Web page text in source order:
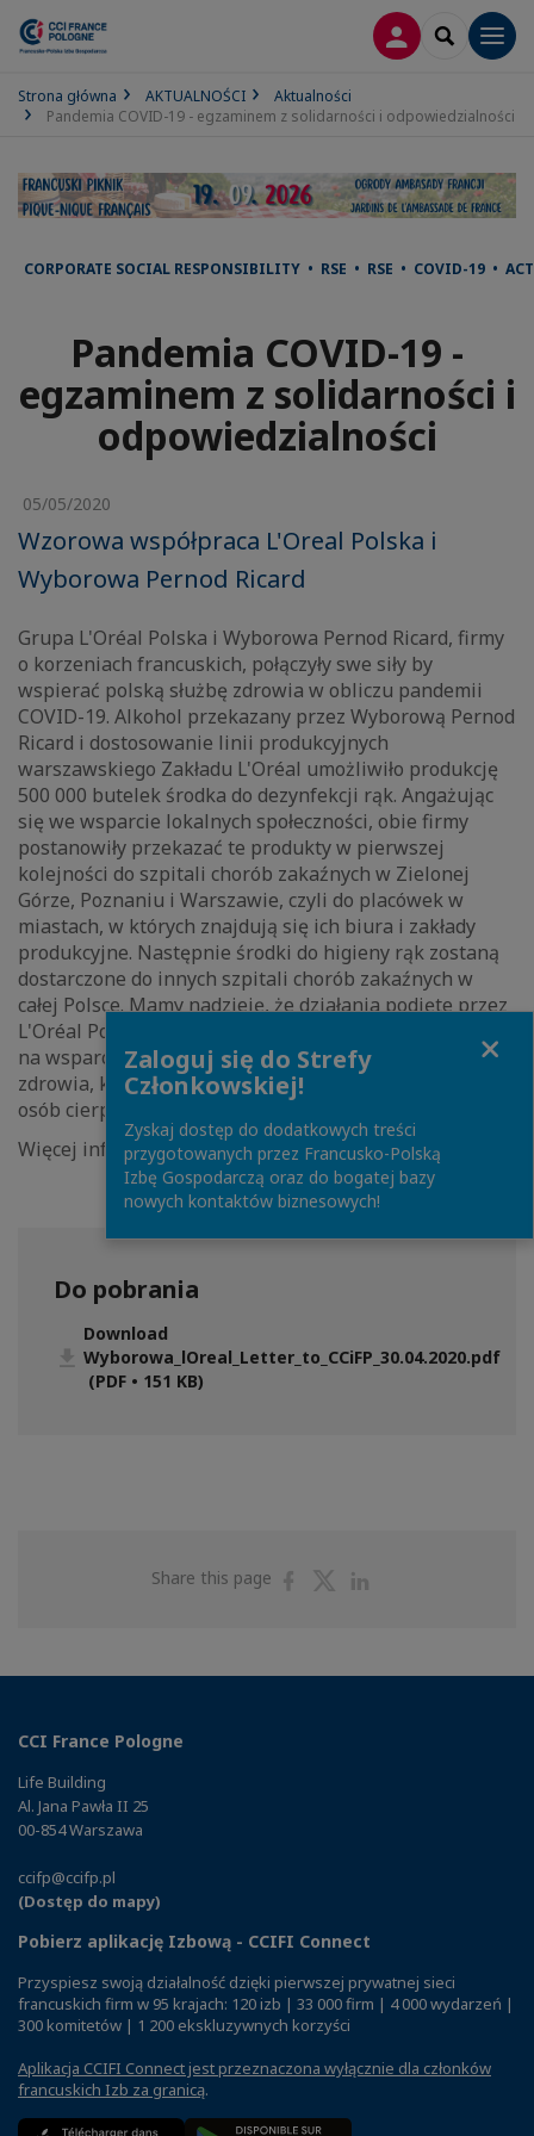
LOGOWANIE
SEARCH
Strona główna AKTUALNOŚCI
Aktualności
Pandemia COVID-19 - egzaminem z solidarności i odpowiedzialności
CORPORATE SOCIAL RESPONSIBILITY • RSE • RSE • COVID-19 •
Pandemia COVID-19 -
egzaminem z solidarności i
odpowiedzialności
05/05/2020
Wzorowa współpraca L'Oreal Polska i
Wyborowa Pernod Ricard
Grupa L'Oréal Polska i Wyborowa Pernod Ricard, firmy
o korzeniach francuskich, połączyły swe siły by
wspierać polską służbę zdrowia w obliczu pandemii
COVID-19. Alkohol przekazany przez Wyborową Pernod
Ricard i dostosowanie linii produkcyjnych
warszawskiego Zakładu L'Oréal umożliwiło produkcję
500 000 butelek środka do dezynfekcji rąk. Angażując
się we wsparcie lokalnych społeczności, obie firmy
postanowiły przekazać te produkty w pierwszej
kolejności do szpitali chorób zakaźnych w Zielonej
Górze, Poznaniu i Warszawie, czyli do placówek w
miastach, w których znajdują się ich biura i zakłady
produkcyjne. Następnie środki do higieny rąk zostaną
dostarczone do innych szpitali chorób zakaźnych w
całej Polsce. Mamy nadzieję, że działania podjęte przez
L'Oréal Polska i Wyborowa Pernod Ricard przełożą się
na wsparcie i bezpieczeństwo pracowników służby
zdrowia, którzy usilnie walczą o powrót do zdrowia
osób cierpiących na COVID-19.
Więcej informacji w załączniku.
Do pobrania
Download
Wyborowa_lOreal_Letter_to_CCiFP_30.04.2020.pdf
(PDF • 151 KB)
Share this page
ShareShare
CCI France Pologne
Life Building
Al. Jana Pawła II 25
00-854 Warszawa
ccifp@ccifp.pl
(Dostęp do mapy)
Pobierz aplikację Izbową - CCIFI Connect
Przyspiesz swoją działalność dzięki pierwszej prywatnej sieci
francuskich firm w 95 krajach: 120 izb | 33 000 firm | 4 000 wydarzeń |
300 komitetów | 1 200 ekskluzywnych korzyści
Aplikacja CCIFI Connect jest przeznaczona wyłącznie dla członków
francuskich Izb za granicą.
Zaloguj się do Strefy
Członkowskiej!
Zyskaj dostęp do dodatkowych treści
przygotowanych przez Francusko-Polską
Izbę Gospodarczą oraz do bogatej bazy
nowych kontaktów biznesowych!